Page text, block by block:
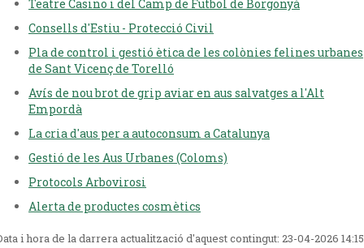
Teatre Casino i del Camp de Futbol de Borgonyà
Consells d'Estiu - Protecció Civil
Pla de control i gestió ètica de les colònies felines urbanes
de Sant Vicenç de Torelló
Avís de nou brot de grip aviar en aus salvatges a l'Alt
Empordà
La cria d'aus per a autoconsum a Catalunya
Gestió de les Aus Urbanes (Coloms)
Protocols Arbovirosi
Alerta de productes cosmètics
i hora de la darrera actualització d'aquest contingut: 23-04-2026 14:15